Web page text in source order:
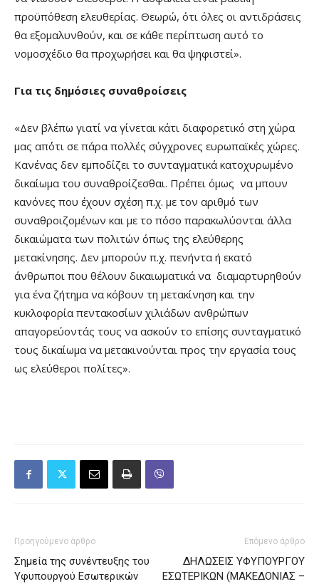
προϋπόθεση ελευθερίας. Θεωρώ, ότι όλες οι αντιδράσεις
θα εξομαλυνθούν, και σε κάθε περίπτωση αυτό το
νομοσχέδιο θα προχωρήσει και θα ψηφιστεί».
Για τις δημόσιες συναθροίσεις
«Δεν βλέπω γιατί να γίνεται κάτι διαφορετικό στη χώρα
μας απ΄ότι σε πάρα πολλές σύγχρονες ευρωπαϊκές χώρες.
Κανένας δεν εμποδίζει το συνταγματικά κατοχυρωμένο
δικαίωμα του συναθροίζεσθαι. Πρέπει όμως να μπουν
κανόνες που έχουν σχέση π.χ. με τον αριθμό των
συναθροιζομένων και με το πόσο παρακωλύονται άλλα
δικαιώματα των πολιτών όπως της ελεύθερης
μετακίνησης. Δεν μπορούν π.χ. πενήντα ή εκατό
άνθρωποι που θέλουν δικαιωματικά να διαμαρτυρηθούν
για ένα ζήτημα να κόβουν τη μετακίνηση και την
κυκλοφορία πεντακοσίων χιλιάδων ανθρώπων
απαγορεύοντάς τους να ασκούν το επίσης συνταγματικό
τους δικαίωμα να μετακινούνται προς την εργασία τους
ως ελεύθεροι πολίτες».
Προηγούμενο άρθρο
Σημεία της συνέντευξης του
Υφυπουργού Εσωτερικών
Επόμενο άρθρο
ΔΗΛΩΣΕΙΣ ΥΦΥΠΟΥΡΓΟΥ
ΕΣΩΤΕΡΙΚΩΝ (ΜΑΚΕΔΟΝΙΑΣ –